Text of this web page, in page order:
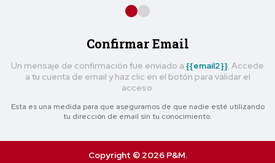
Confirmar Email
Un mensaje de confirmación fue enviado a {{email2}} . Accede
a tu cuenta de email y haz clic en el botón para validar el
acceso.
Esta es una medida para que asegurarnos de que nadie esté utilizando
tu dirección de email sin tu conocimiento.
Copyright © 2026 P&M.